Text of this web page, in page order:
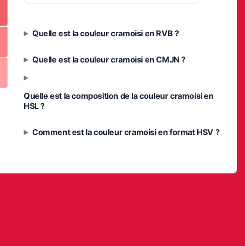
Quelle est la couleur cramoisi en RVB ?
Quelle est la couleur cramoisi en CMJN ?
Quelle est la composition de la couleur cramoisi en
HSL ?
Comment est la couleur cramoisi en format HSV ?